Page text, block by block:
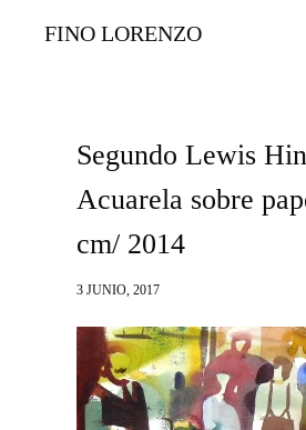
FINO LORENZO
Segundo Lewis
Acuarela sobre
cm/ 2014
3 JUNIO, 2017